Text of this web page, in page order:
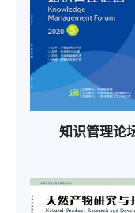
知识管理论